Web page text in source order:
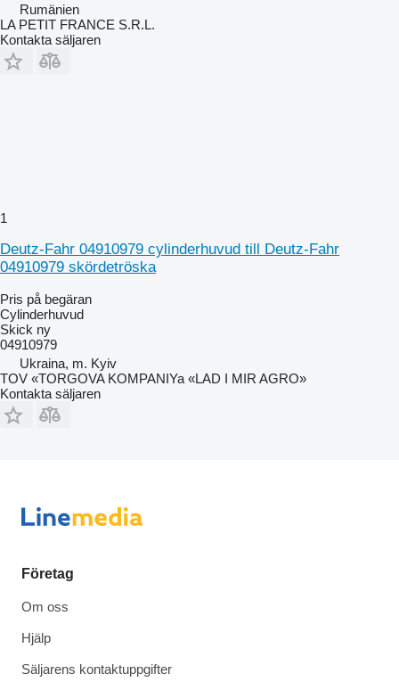
Rumänien
LA PETIT FRANCE S.R.L.
Kontakta säljaren
1
Deutz-Fahr 04910979 cylinderhuvud till Deutz-Fahr
04910979 skördetröska
Pris på begäran
Cylinderhuvud
Skick ny
04910979
Ukraina, m. Kyiv
TOV «TORGOVA KOMPANIYa «LAD I MIR AGRO»
Kontakta säljaren
Företag
Om oss
Hjälp
Säljarens kontaktuppgifter